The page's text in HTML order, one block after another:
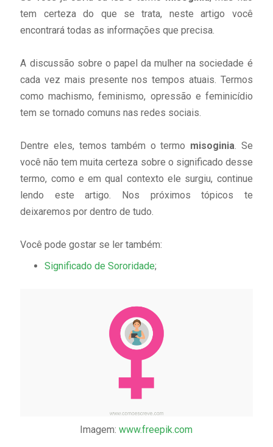
tem certeza do que se trata, neste artigo você
encontrará todas as informações que precisa.
A discussão sobre o papel da mulher na sociedade é
cada vez mais presente nos tempos atuais. Termos
como machismo, feminismo, opressão e feminicídio
tem se tornado comuns nas redes sociais.
Dentre eles, temos também o termo misoginia. Se
você não tem muita certeza sobre o significado desse
termo, como e em qual contexto ele surgiu, continue
lendo este artigo. Nos próximos tópicos te
deixaremos por dentro de tudo.
Você pode gostar se ler também:
Significado de Sororidade;
Imagem:www.freepik.com